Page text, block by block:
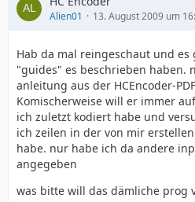
Alien01 13. August 2009 um
Hab da mal reingeschaut und
"guides" es beschrieben haben.
anleitung aus der HCEncoder-
Komischerweise will er immer
ich zuletzt kodiert habe und
ich zeilen in der von mir
habe. nur habe ich da andere
angegeben
was bitte will das dämliche prog